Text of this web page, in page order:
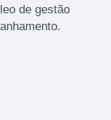
de gestão